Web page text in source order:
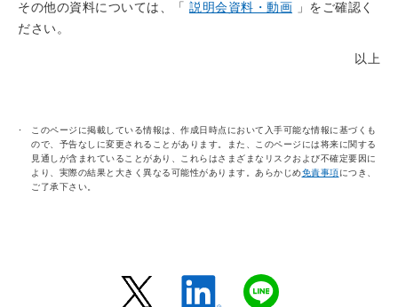
その他の資料については、「 説明会資料・動画 」をご確認く
ださい。
以上
このページに掲載している情報は、作成日時点において入手可能な情報に基づくも
ので、予告なしに変更されることがあります。また、このページには将来に関する
見通しが含まれていることがあり、これらはさまざまなリスクおよび不確定要因に
より、実際の結果と大きく異なる可能性があります。あらかじめ免責事項につき、
ご了承下さい。